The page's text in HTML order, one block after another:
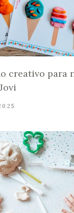
creativo para